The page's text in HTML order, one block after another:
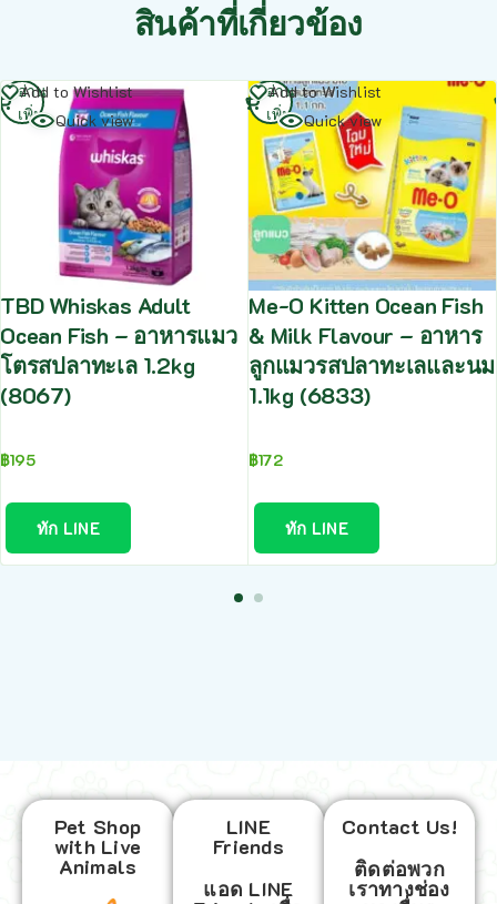
สินค้าที่เกี่ยวข้อง
Add to Wishlist
Quick view
TBD Whiskas Adult
Ocean Fish – อาหารแมว
โตรสปลาทะเล 1.2kg
(8067)
฿195
ทัก LINE
อ่าน
เพิ่ม
Add to Wishlist
Quick view
Me-O Kitten Ocean Fish
& Milk Flavour – อาหาร
ลูกแมวรสปลาทะเลและนม
1.1kg (6833)
฿172
ทัก LINE
อ่าน
เพิ่ม
Pet Shop
with Live
Animals
LINE
Friends
แอด LINE
Contact Us!
ติดต่อพวก
เราทางช่อง